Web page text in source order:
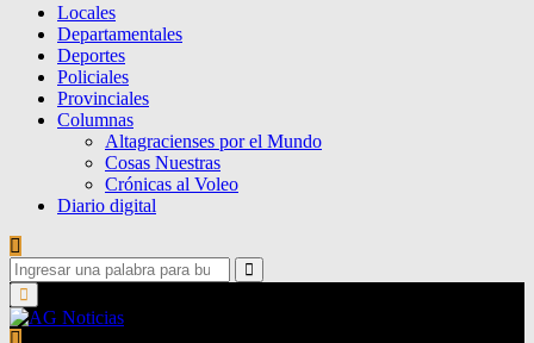
Locales
Departamentales
Deportes
Policiales
Provinciales
Columnas
Altagracienses por el Mundo
Cosas Nuestras
Crónicas al Voleo
Diario digital
Search
for:
Search
Primary
Menu